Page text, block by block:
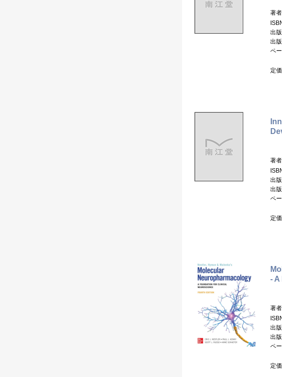
著者
出
出
ペ
定価
著者
出
出
ペ
定価
-
著者
出
出
ペ
定価